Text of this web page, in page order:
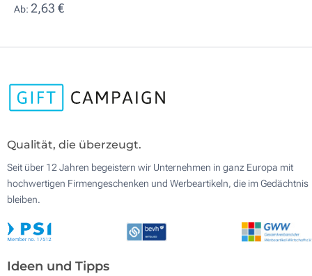
Ab: 2,63 €
Qualität, die überzeugt.
Seit über 12 Jahren begeistern wir Unternehmen in ganz Europa mit
hochwertigen Firmengeschenken und Werbeartikeln, die im Gedächtnis
bleiben.
Ideen und Tipps